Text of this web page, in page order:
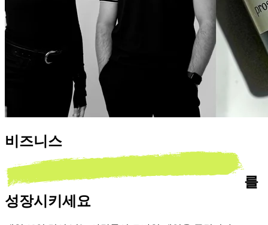
비즈니스
를
성장시키세요